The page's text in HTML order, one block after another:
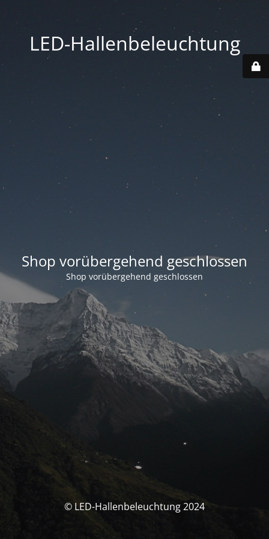
LED-Hallenbeleuchtung
Shop vorübergehend geschlossen
Shop vorübergehend geschlossen
© LED-Hallenbeleuchtung 2024